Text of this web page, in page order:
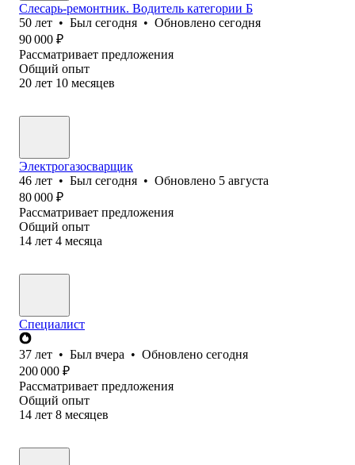
Слесарь-ремонтник. Водитель категории Б
50 лет • Был сегодня • Обновлено сегодня
90 000 ₽
Рассматривает предложения
Общий опыт
20 лет 10 месяцев
Электрогазосварщик
46 лет • Был сегодня • Обновлено 5 августа
80 000 ₽
Рассматривает предложения
Общий опыт
14 лет 4 месяца
Специалист
37 лет • Был вчера • Обновлено сегодня
200 000 ₽
Рассматривает предложения
Общий опыт
14 лет 8 месяцев